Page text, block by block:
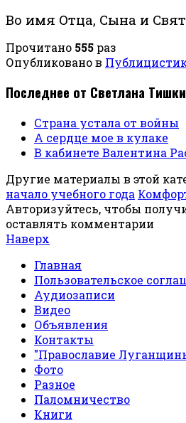
Во имя Отца, Сына и
Прочитано 555 раз
Опубликовано в
Последнее от Светлана
Страна устала от войны
А сердце мое в кулаке
В кабинете Валентина
Другие материалы в этой
начало учебного года
Авторизуйтесь, чтобы
оставлять комментарии
Наверх
Главная
Пользовательское
Аудиозаписи
Видео
Объявления
Контакты
"Православие
Фото
Разное
Паломничество
Книги